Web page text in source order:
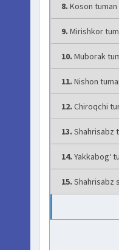
8. Koson tuman
9. Mirishkor
10. Muborak
11. Nishon
12. Chiroqchi
13. Shahrisabz
14. Yakkabog‘
15. Shahrisabz